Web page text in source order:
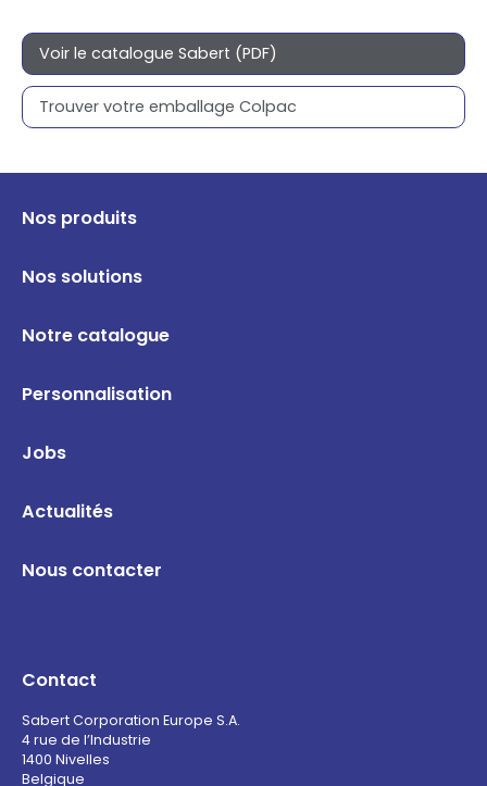
Voir le catalogue Sabert (PDF)
Trouver votre emballage Colpac
Nos produits
Nos solutions
Notre catalogue
Personnalisation
Jobs
Actualités
Nous contacter
Contact
Sabert Corporation Europe S.A.
4 rue de l’Industrie
1400 Nivelles
Belgique